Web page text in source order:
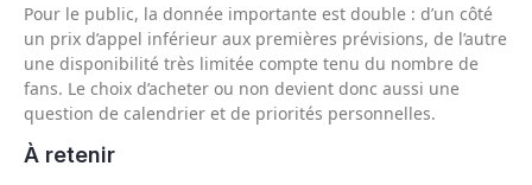
Pour le public, la donnée importante est double : d’un côté
un prix d’appel inférieur aux premières prévisions, de l’autre
une disponibilité très limitée compte tenu du nombre de
fans. Le choix d’acheter ou non devient donc aussi une
question de calendrier et de priorités personnelles.
À retenir